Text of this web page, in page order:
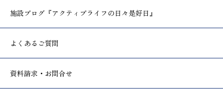
施設ブログ 『アクティブライフの日々是好日』
よくあるご質問
資料請求・お問合せ